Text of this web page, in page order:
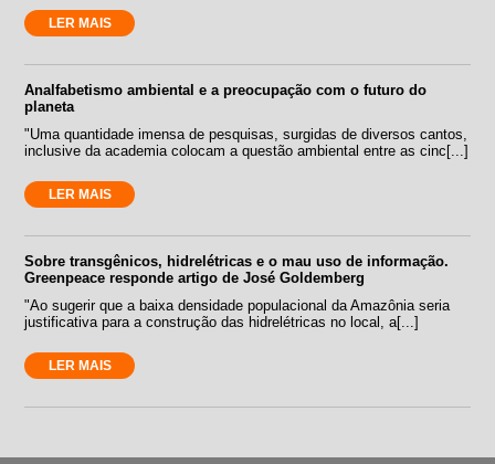
LER MAIS
Analfabetismo ambiental e a preocupação com o futuro do
planeta
"Uma quantidade imensa de pesquisas, surgidas de diversos cantos,
inclusive da academia colocam a questão ambiental entre as cinc[...]
LER MAIS
Sobre transgênicos, hidrelétricas e o mau uso de informação.
Greenpeace responde artigo de José Goldemberg
"Ao sugerir que a baixa densidade populacional da Amazônia seria
justificativa para a construção das hidrelétricas no local, a[...]
LER MAIS